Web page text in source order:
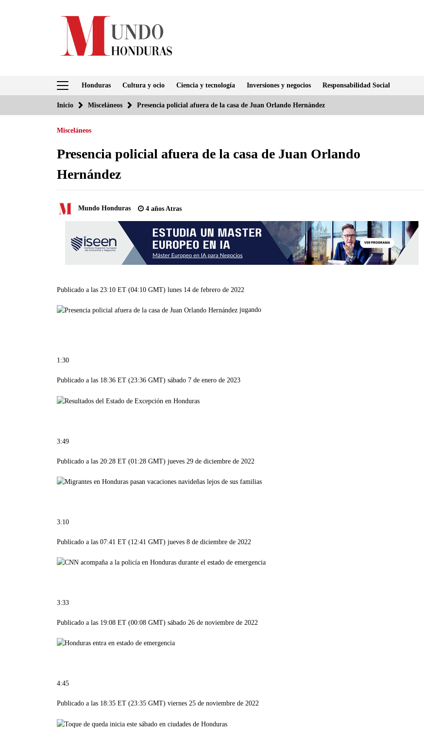
Honduras Cultura y ocio Ciencia y tecnología Inversiones y negocios Responsabilidad Social
Inicio Misceláneos Presencia policial afuera de la casa de Juan Orlando Hernández
Misceláneos
Presencia policial afuera de la casa de Juan Orlando
Hernández
Mundo Honduras 4 años Atras
Publicado a las 23:10 ET (04:10 GMT) lunes 14 de febrero de 2022
jugando
1:30
Publicado a las 18:36 ET (23:36 GMT) sábado 7 de enero de 2023
3:49
Publicado a las 20:28 ET (01:28 GMT) jueves 29 de diciembre de 2022
3:10
Publicado a las 07:41 ET (12:41 GMT) jueves 8 de diciembre de 2022
3:33
Publicado a las 19:08 ET (00:08 GMT) sábado 26 de noviembre de 2022
4:45
Publicado a las 18:35 ET (23:35 GMT) viernes 25 de noviembre de 2022